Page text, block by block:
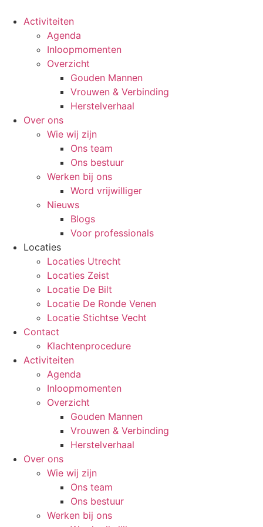
naar Activiteiten
Agenda
Inloopmomenten
Overzicht
Gouden Mannen
Vrouwen & Verbinding
Herstelverhaal
Over ons
Wie wij zijn
Ons team
Ons bestuur
Werken bij ons
Word vrijwilliger
Nieuws
Blogs
Voor professionals
Locaties
Locaties Utrecht
Locaties Zeist
Locatie De Bilt
Locatie De Ronde Venen
Locatie Stichtse Vecht
Contact
Klachtenprocedure
Activiteiten
Agenda
Inloopmomenten
Overzicht
Gouden Mannen
Vrouwen & Verbinding
Herstelverhaal
Over ons
Wie wij zijn
Ons team
Ons bestuur
Werken bij ons